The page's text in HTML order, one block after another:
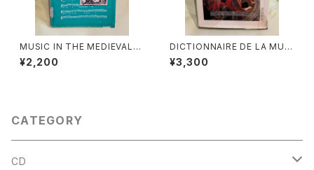
MUSIC IN THE MEDIEVAL
WORLD【著者：Albert Seay】
出版社：PRENTICE-HALL, IN
¥2,200
DICTIONNAIRE DE LA MUSI
QUE Ⅰ :les mens et leurs
œuvres『音楽辞典：人物とその
¥3,300
CATEGORY
CD